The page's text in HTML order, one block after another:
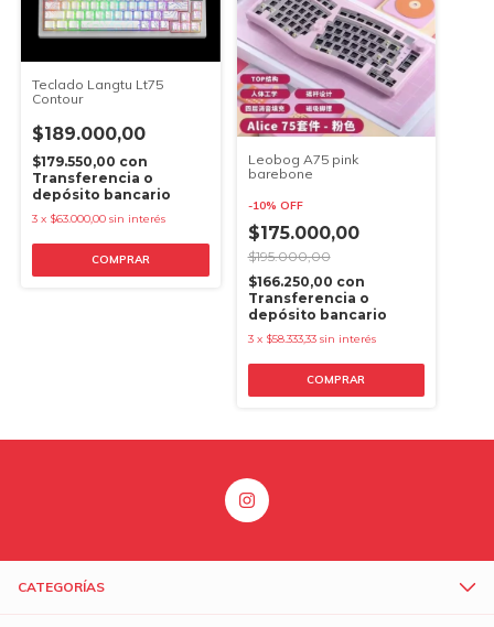
Teclado Langtu Lt75
Contour
$189.000,00
$179.550,00 con
Transferencia o
depósito bancario
3 x $63.000,00 sin interés
Leobog A75 pink
barebone
-10% OFF
$175.000,00
$195.000,00
$166.250,00 con
Transferencia o
depósito bancario
3 x $58.333,33 sin interés
CATEGORÍAS